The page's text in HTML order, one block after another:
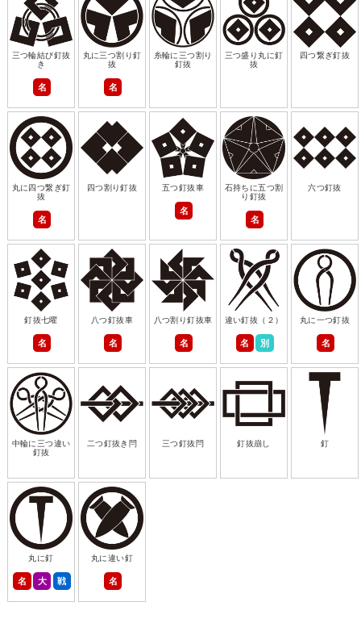
三つ輪結び釘抜
き
名
丸に三つ割り釘
抜
名
糸輪に三つ割り
釘抜
三つ盛り丸に釘
抜
四つ繋ぎ釘抜
丸に四つ繋ぎ釘
抜
名
四つ割り釘抜 五つ釘抜車
名
石持ちに五つ割
り釘抜
名
六つ釘抜
釘抜七曜
名
八つ釘抜車
名
八つ割り釘抜車
名
違い釘抜（２）
名 別
丸に一つ釘抜
名
中輪に三つ違い
釘抜
二つ釘抜き閂 三つ釘抜閂 釘抜崩し 釘
丸に釘
名 大 戦
丸に違い釘
名